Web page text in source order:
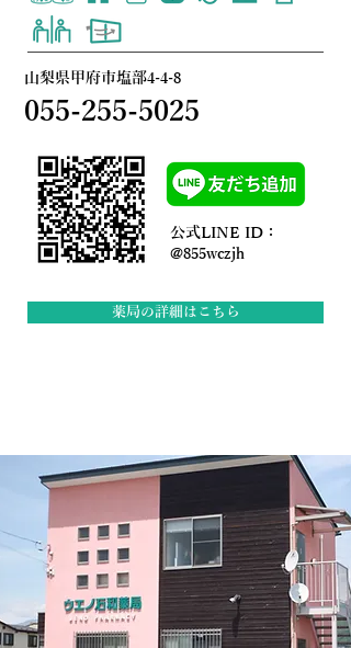
山梨県甲府市塩部4-4-8
055-255-5025
公式LINE ID：
@855wczjh
薬局の詳細はこちら